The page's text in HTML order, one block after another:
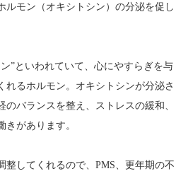
ルモン（オキシトシン）の分泌を促し
”といわれていて、心にやすらぎを与
れるホルモン。オキシトシンが分泌さ
バランスを整え、ストレスの緩和、
があります。
整してくれるので、PMS、更年期の不